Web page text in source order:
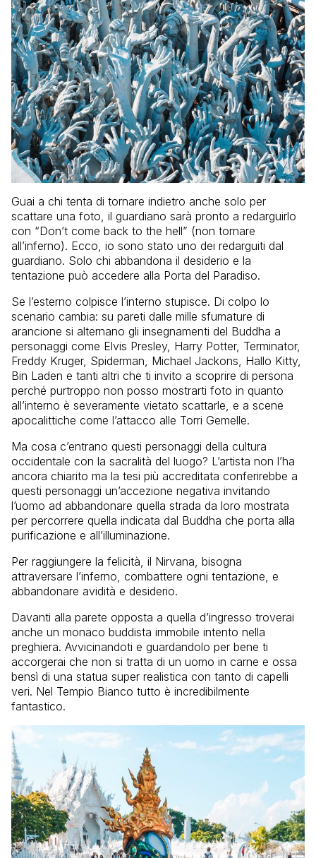
Guai a chi tenta di tornare indietro anche solo per
scattare una foto, il guardiano sarà pronto a redarguirlo
con “Don’t come back to the hell” (non tornare
all’inferno). Ecco, io sono stato uno dei redarguiti dal
guardiano. Solo chi abbandona il desiderio e la
tentazione può accedere alla Porta del Paradiso.
Se l’esterno colpisce l’interno stupisce. Di colpo lo
scenario cambia: su pareti dalle mille sfumature di
arancione si alternano gli insegnamenti del Buddha a
personaggi come Elvis Presley, Harry Potter, Terminator,
Freddy Kruger, Spiderman, Michael Jackons, Hallo Kitty,
Bin Laden e tanti altri che ti invito a scoprire di persona
perché purtroppo non posso mostrarti foto in quanto
all’interno è severamente vietato scattarle, e a scene
apocalittiche come l’attacco alle Torri Gemelle.
Ma cosa c’entrano questi personaggi della cultura
occidentale con la sacralità del luogo? L’artista non l’ha
ancora chiarito ma la tesi più accreditata conferirebbe a
questi personaggi un’accezione negativa invitando
l’uomo ad abbandonare quella strada da loro mostrata
per percorrere quella indicata dal Buddha che porta alla
purificazione e all’illuminazione.
Per raggiungere la felicità, il Nirvana, bisogna
attraversare l’inferno, combattere ogni tentazione, e
abbandonare avidità e desiderio.
Davanti alla parete opposta a quella d’ingresso troverai
anche un monaco buddista immobile intento nella
preghiera. Avvicinandoti e guardandolo per bene ti
accorgerai che non si tratta di un uomo in carne e ossa
bensì di una statua super realistica con tanto di capelli
veri. Nel Tempio Bianco tutto è incredibilmente
fantastico.